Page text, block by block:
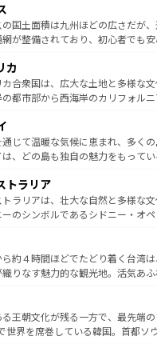
方に足を運ぶとそれぞれで全く異な
きるだろう。 なお、新着のフランス情報は
てほしい。
好きな人にはぜひ体験してほしい。 なお、新着
情報はコンテンツ一覧を参照して
とに異なる魅力がある。また、優雅
、ビール好きにはたまらない英国
、本場だからこそできる体験も豊
覧を参照してほしい。
の国土面積は九州ほどの広さだが
網が整備されており、初心者でも
そのまま残る町や、スイスならで
あり、アルプス観光だけでなく町
できる。国民の所得が高いため物
通費無料で観光を楽しむこともできる。
イス情報はコンテンツ一覧 を参照
カ
合衆国は、広大な土地と多様な文
の都市部から西海岸のカリフォル
巨大都市は、観光、ショッピング
トが詰まった刺激的なスポットだ
は大自然が広がり、グランドキャ
ーオーリンズでは、音楽と美食が
力。旅行者はアメリカの各地域で
がら、その多様性と豊かな歴史を
贅沢な旅のスタイルだ。 なお、新着のアメリカ
コンテンツ一覧を参照してほしい。
通じて温暖な気候に恵まれ、多く
は、どの島も独自の魅力をもって
見逃せない。また、定番の観光地
静かな自然を求めるならマウイ島
め。エメラルドグリーンに輝く海
てなしの心で訪れる人々を迎えて
おいしいローカルフードやハワイ
統的なフラダンスなど、すべてが
に味わってほしい。 なお、新着のハワイ情報
テンツ一覧を参照してほしい。
トラリア
ラリアは、壮大な自然と多様な文
ーのシンボルであるシドニー・オ
フや大陸中央部にそびえるウルル
タスマニアの美しい原生林やケア
どころがたくさん。また、カフェ
クティビティも充実しており、サ
、ハイキングなど、アウトドア好
ストラリアの多彩な魅力を存分
ら約４時間ほどでたどり着く台湾
織りなす魅力的な観光地。活気あ
ひつな山岳地帯である台湾東部な
の静けさが共存しており、訪れる
たらしてくれる。また、奥深い
る王朝文化が残る一方で、最先端
世界を席巻している韓国。首都ソ